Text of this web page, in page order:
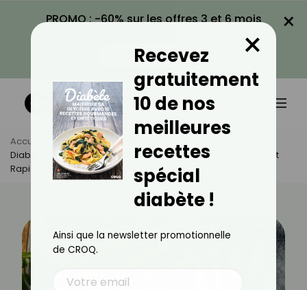
PROMO : -60% sur les offres 3 et 6 mois
VOIR LA PROMO
×
Accueil Actus
Actualités
Diabète : Non, La Carotte Cuite N’augmente Pas Fortement Et
Rapidement Le Taux De Sucre Sanguin !
Recevez
gratuitement
10 de nos
meilleures
recettes
spécial
diabète !
×
Ainsi que la newsletter promotionnelle
de CROQ.